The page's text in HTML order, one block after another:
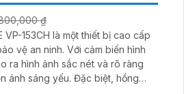
₫
VP-153CH là một thiết bị cao cấp
Với cảm biến hình
ra hình ảnh sắc nét và rõ ràng
yếu. Đặc biệt, hồng